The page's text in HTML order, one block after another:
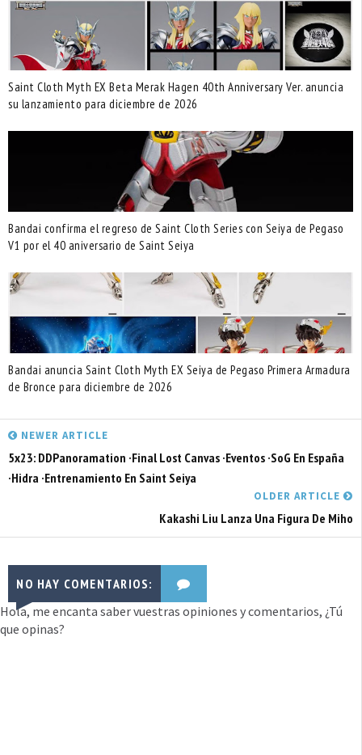
Saint Cloth Myth EX Beta Merak Hagen 40th Anniversary Ver. anuncia
su lanzamiento para diciembre de 2026
Bandai confirma el regreso de Saint Cloth Series con Seiya de Pegaso
V1 por el 40 aniversario de Saint Seiya
Bandai anuncia Saint Cloth Myth EX Seiya de Pegaso Primera Armadura
de Bronce para diciembre de 2026
NEWER ARTICLE
5x23: DDPanoramation ·Final Lost Canvas ·Eventos ·SoG En España
·Hidra ·Entrenamiento En Saint Seiya
OLDER ARTICLE
Kakashi Liu Lanza Una Figura De Miho
NO HAY COMENTARIOS:
Hola, me encanta saber vuestras opiniones y comentarios, ¿Tú
que opinas?